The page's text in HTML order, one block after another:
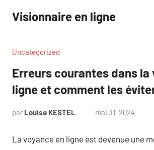
contenu
Visionnaire en ligne
Uncategorized
Erreurs courantes dans la
ligne et comment les
par Louise KESTEL mai 31, 2024
La voyance en ligne est devenue une